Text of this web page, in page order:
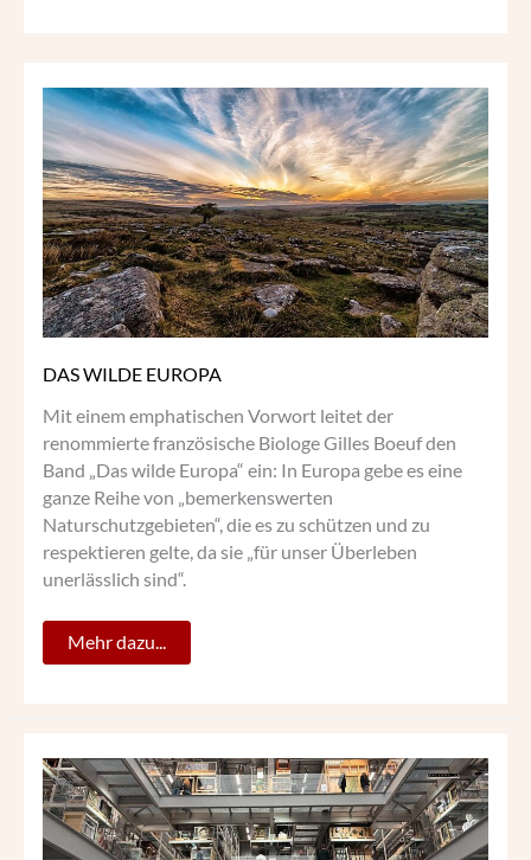
DAS WILDE EUROPA
Mit einem emphatischen Vorwort leitet der
renommierte französische Biologe Gilles Boeuf den
Band „Das wilde Europa“ ein: In Europa gebe es eine
ganze Reihe von „bemerkenswerten
Naturschutzgebieten“, die es zu schützen und zu
respektieren gelte, da sie „für unser Überleben
unerlässlich sind“.
DAS
WILDE
EUROPA
Mehr dazu...
LONDON:
DAS
„V&A
EAST
STOREHOUSE“